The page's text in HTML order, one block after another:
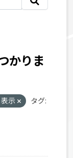
かりま
示
タグ: